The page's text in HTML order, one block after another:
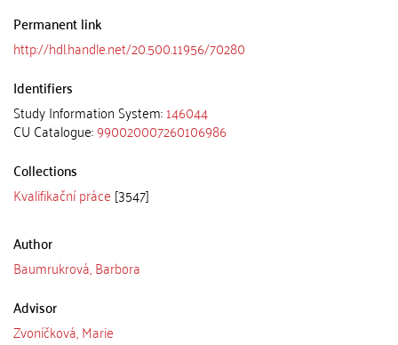
Permanent link
http://hdl.handle.net/20.500.11956/70280
Identifiers
Study Information System:146044
CU Catalogue:990020007260106986
Collections
Kvalifikační práce [3547]
Author
Baumrukrová, Barbora
Advisor
Zvoníčková, Marie